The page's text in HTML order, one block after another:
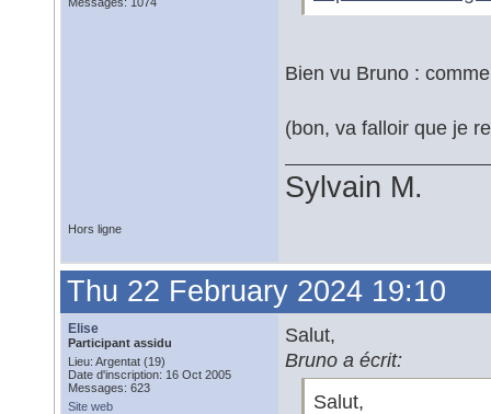
Bien vu Bruno :
(bon, va falloir que je
Sylvain M.
Hors ligne
Thu 22 February 2024 19:10
Elise
Participant assidu
Lieu: Argentat (19)
Date d'inscription: 16 Oct 2005
Messages: 623
Site web
Salut,
Bruno a écrit:
Salut,